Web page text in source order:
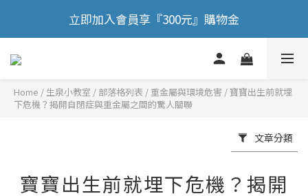
🎉 歡慶88節，滿額送膠原蛋白正貨！！
立即加入會員享『300元』購物金
🎉 歡慶88節，滿額送膠原蛋白正貨！！
Home / 部落格列表 / 重金屬與環境危害 /寶寶出生前就埋
下危機？揭開自閉症與重金屬之間的驚人關聯
文章分類
寶寶出生前就埋下危機？揭開